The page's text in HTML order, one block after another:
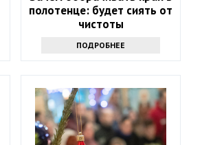
полотенце: будет сиять от
чистоты
ПОДРОБНЕЕ